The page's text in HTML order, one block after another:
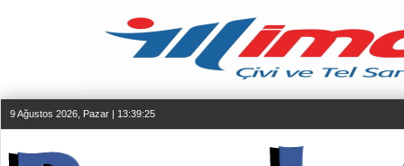
9 Ağustos 2026, Pazar | 13:39:26